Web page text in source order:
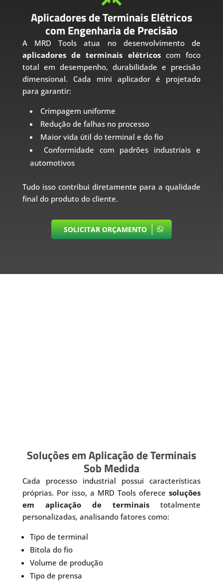
Aplicadores de Terminais Elétricos
com Engenharia de Precisão
A MRD Tools atua no desenvolvimento de
aplicadores de terminais elétricoscom foco
total em desempenho, durabilidade e precisão
dimensional. Cada mini aplicador é projetado
para garantir:
Crimpagem uniforme
Redução de falhas no processo
Maior vida útil do terminal e do fio
Conformidade com padrões industriais e
automotivos
Tudo isso contribui diretamente para a qualidade
final do produto do cliente.
SOLICITAR ORÇAMENTO
Soluções em Aplicação de Terminais
Sob Medida
Cada processo industrial possui características
próprias. Por isso, a MRD Tools oferecesoluções
em aplicação de terminais totalmente
personalizadas, analisando fatores como:
Tipo de terminal
Bitola do fio
Volume de produção
Tipo de prensa